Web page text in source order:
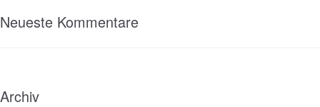
Neueste Kommentare
Archiv